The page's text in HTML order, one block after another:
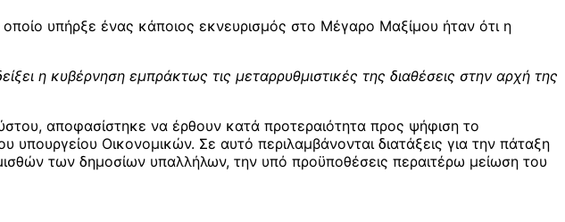
υπήρξε ένας κάποιος εκνευρισμός στο Μέγαρο Μαξίμου ήταν ότι η
η κυβέρνηση εμπράκτως τις μεταρρυθμιστικές της διαθέσεις στην αρχή της
αποφασίστηκε να έρθουν κατά προτεραιότητα προς ψήφιση το
Οικονομικών. Σε αυτό περιλαμβάνονται διατάξεις για την πάταξη
των δημοσίων υπαλλήλων, την υπό προϋποθέσεις περαιτέρω μείωση του